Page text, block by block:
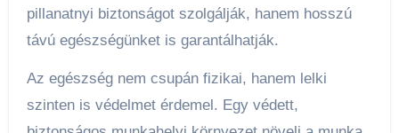
pillanatnyi biztonságot szolgálják, hanem hosszú
távú egészségünket is garantálhatják.
Az egészség nem csupán fizikai, hanem lelki
szinten is védelmet érdemel. Egy védett,